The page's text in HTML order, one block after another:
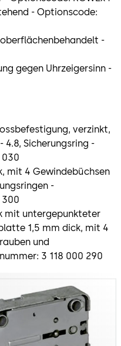
- Optionscode:
-
gegen Uhrzeigersinn -
verzinkt,
4.8, Sicherungsring -
030
mit 4 Gewindebüchsen
-
300
mit untergepunkteter
1,5 mm dick, mit 4
und
3 118 000 290